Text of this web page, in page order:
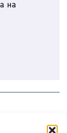
на